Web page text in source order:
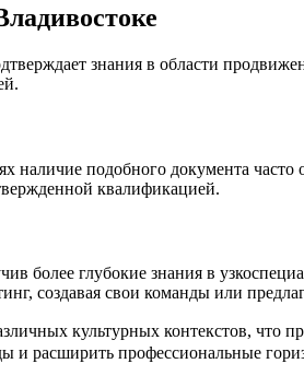
знания в области
подобного документа часто
квалификацией.
более глубокие знания в
создавая свои команды или
культурных контекстов, что
и расширить профессиональные